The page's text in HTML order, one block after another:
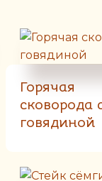
Горячая
сковорода
говядиной